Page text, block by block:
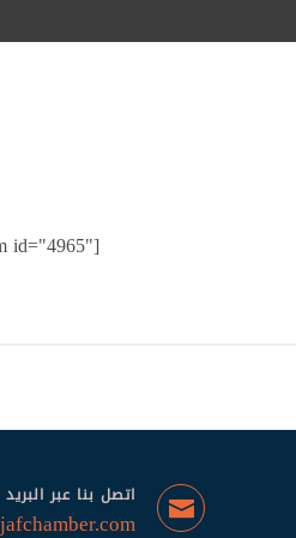
id="4965"]
اتصل بنا عبر